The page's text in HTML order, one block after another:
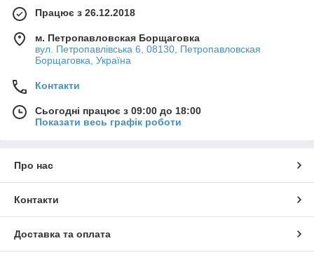
Працює з 26.12.2018
м. Петропавловская Борщаговка
вул. Петропавлівська 6, 08130, Петропавловская
Борщаговка, Україна
Контакти
Сьогодні працює з 09:00 до 18:00
Показати весь графік роботи
Про нас
Контакти
Доставка та оплата